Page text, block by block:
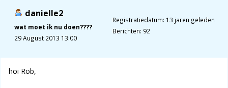
danielle2
wat moet ik nu doen????
29 August 2013 13:00
Registratiedatum: 13 jaren geleden
Berichten: 92
hoi Rob,